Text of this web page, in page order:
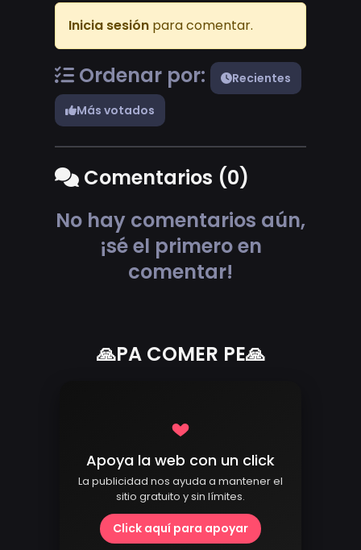
Inicia sesión para comentar.
Ordenar por:
Recientes
Más votados
Comentarios (0)
No hay comentarios aún,
¡sé el primero en
comentar!
🙏PA COMER PE🙏
Apoya la web con un click
La publicidad nos ayuda a mantener el
sitio gratuito y sin límites.
Click aquí para apoyar